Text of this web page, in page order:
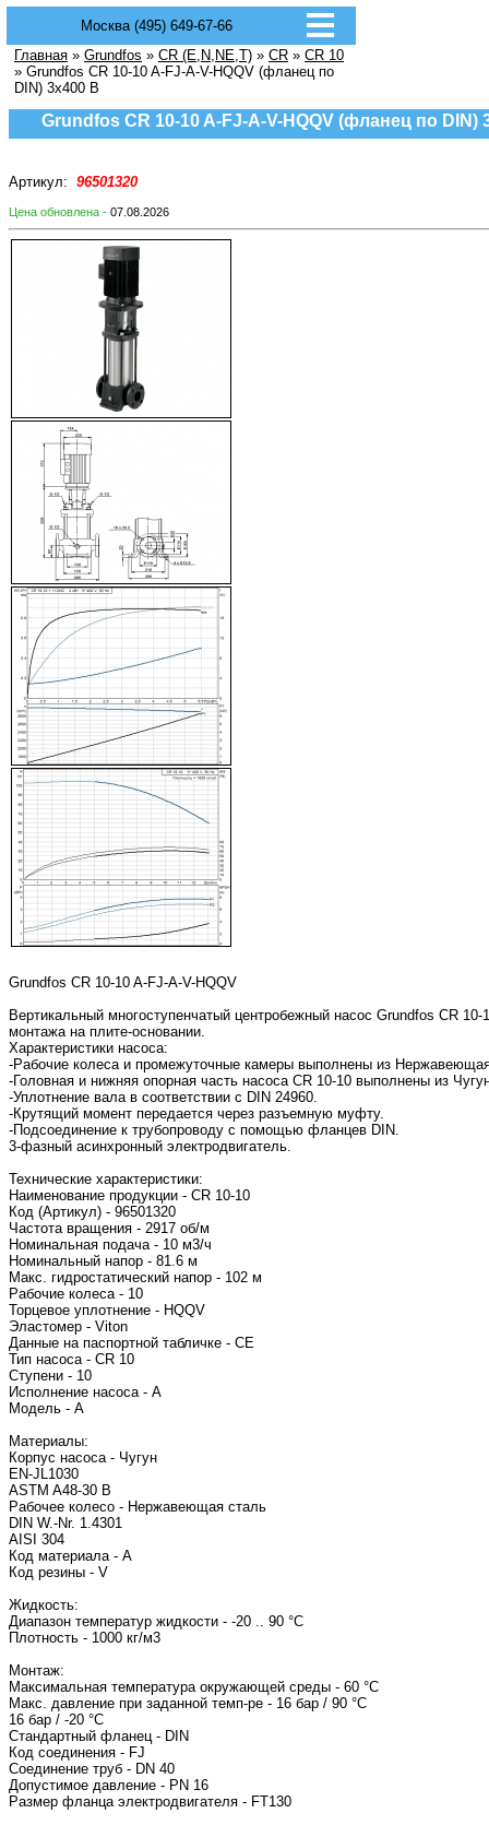
Москва (495) 649-67-66
Главная » Grundfos » CR (E,N,NE,T) » CR » CR 10
» Grundfos CR 10-10 A-FJ-A-V-HQQV (фланец по
DIN) 3х400 В
Grundfos CR 10-10 A-FJ-A-V-HQQV (фланец по DIN)
Артикул: 96501320
Цена обновлена - 07.08.2026
Grundfos CR 10-10 A-FJ-A-V-HQQV
Вертикальный многоступенчатый центробежный насос Grundfos CR
монтажа на плите-основании.
Характеристики насоса:
-Рабочие колеса и промежуточные камеры выполнены из
-Головная и нижняя опорная часть насоса CR 10-10 выполнены из
-Уплотнение вала в соответствии с DIN 24960.
-Крутящий момент передается через разъемную муфту.
-Подсоединение к трубопроводу с помощью фланцев DIN.
3-фазный асинхронный электродвигатель.
Технические характеристики:
Наименование продукции - CR 10-10
Код (Артикул) - 96501320
Частота вращения - 2917 об/м
Номинальная подача - 10 м3/ч
Номинальный напор - 81.6 м
Макс. гидростатический напор - 102 м
Рабочие колеса - 10
Торцевое уплотнение - HQQV
Эластомер - Viton
Данные на паспортной табличке - CE
Тип насоса - CR 10
Ступени - 10
Исполнение насоса - A
Модель - A
Материалы:
Корпус насоса - Чугун
EN-JL1030
ASTM A48-30 B
Рабочее колесо - Нержавеющая сталь
DIN W.-Nr. 1.4301
AISI 304
Код материала - A
Код резины - V
Жидкость:
Диапазон температур жидкости - -20 .. 90 °C
Плотность - 1000 кг/м3
Монтаж:
Максимальная температура окружающей среды - 60 °C
Макс. давление при заданной темп-ре - 16 бар / 90 °C
16 бар / -20 °C
Стандартный фланец - DIN
Код соединения - FJ
Соединение труб - DN 40
Допустимое давление - PN 16
Размер фланца электродвигателя - FT130